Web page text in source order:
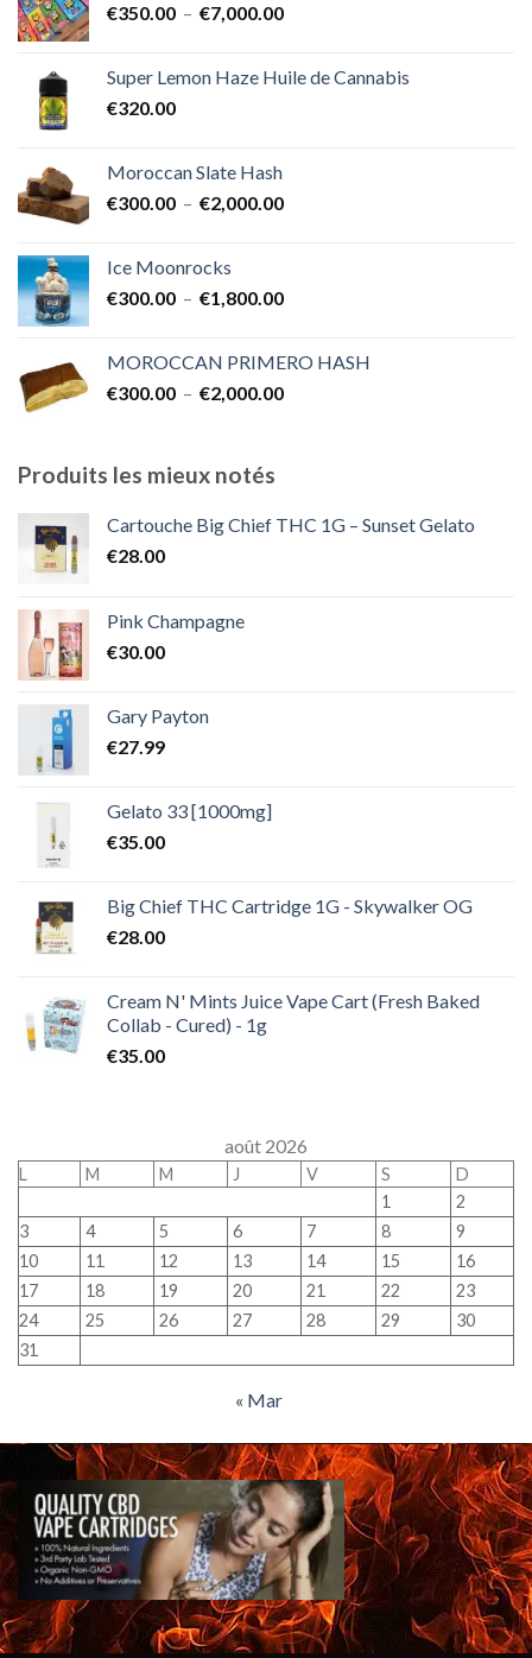
à
€350.00 – €7,000.00Plage
€350.00
Super Lemon Haze Huile de Cannabis
€320.00
Moroccan Slate Hash
€300.00 – €2,000.00Plage
à
Ice Moonrocks
€300.00 – €1,800.00Plage
€300.00
à
MOROCCAN PRIMERO HASH
€300.00 – €2,000.00Plage
€2,000.00
Produits les mieux notés
Cartouche Big Chief THC 1G – Sunset Gelato
€28.00
Pink Champagne
€30.00
Gary Payton
€27.99
Gelato 33 [1000mg]
€35.00
Big Chief THC Cartridge 1G - Skywalker OG
€28.00
Cream N' Mints Juice Vape Cart (Fresh Baked
Collab - Cured) - 1g
€35.00
août 2026
L M M J V S
D
1
2
3
4 5 6 7 8
9
10
11 12 13 14 15
16
17
18 19 20 21 22
23
24
25 26 27 28 29
30
31
« Mar